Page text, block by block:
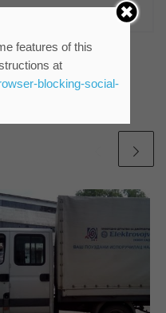
features of this
at
blocking-social-